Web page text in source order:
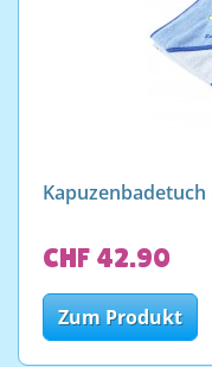
CHF 42.90
Zum Produkt